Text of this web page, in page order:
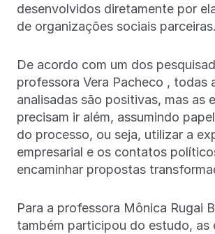
desenvolvidos diretamente por
de organizações sociais parceiras.
De acordo com um dos
professora Vera Pacheco , todas
analisadas são positivas, mas as
precisam ir além, assumindo
do processo, ou seja, utilizar a
empresarial e os contatos
encaminhar propostas
Para a professora Mônica Rugai
também participou do estudo, as